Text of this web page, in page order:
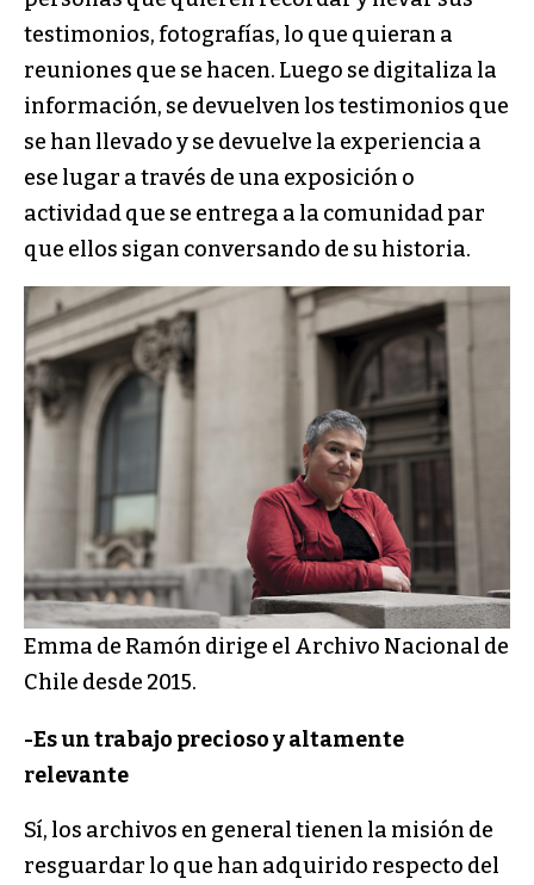
testimonios, fotografías, lo que quieran a
reuniones que se hacen. Luego se digitaliza la
información, se devuelven los testimonios que
se han llevado y se devuelve la experiencia a
ese lugar a través de una exposición o
actividad que se entrega a la comunidad par
que ellos sigan conversando de su historia.
Emma de Ramón dirige el Archivo Nacional de
Chile desde 2015.
-Es un trabajo precioso y altamente
relevante
Sí, los archivos en general tienen la misión de
resguardar lo que han adquirido respecto del